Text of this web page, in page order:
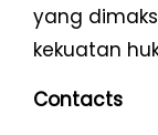
yang
kekuatan
Contacts